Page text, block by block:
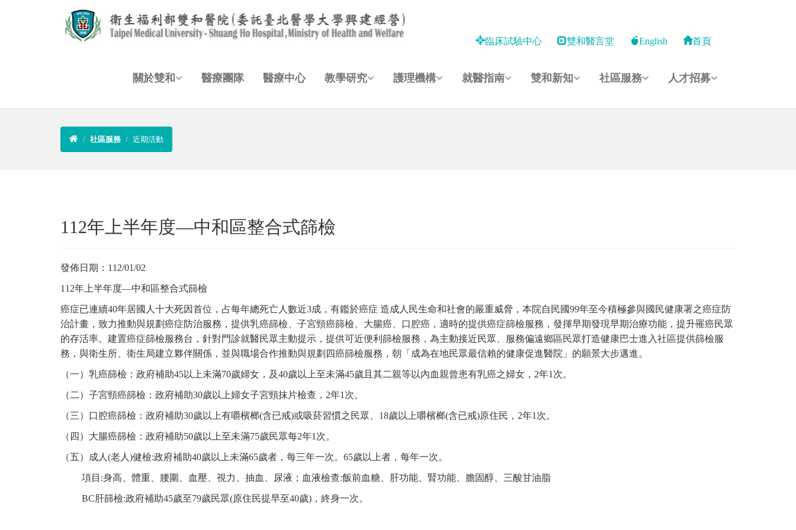
臨床試驗中心 雙和醫言堂 English 首頁
關於雙和 醫療團隊 醫療中心 教學研究 護理機構 就醫指南 雙和新知 社區服務 人才招募
社區服務 近期活動
112年上半年度—中和區整合式篩檢
發佈日期： 112/01/02
112年上半年度—中和區整合式篩檢
癌症已連續40年居國人十大死因首位，占每年總死亡人數近3成，有鑑於癌症 造成人民生命和社會的嚴重威脅，本院自民國99年至今積極參與國民健康署之癌症防
治計畫，致力推動與規劃癌症防治服務，提供乳癌篩檢、子宮頸癌篩檢、大腸癌、口腔癌，適時的提供癌症篩檢服務，發揮早期發現早期治療功能，提升罹癌民眾
的存活率。建置癌症篩檢服務台，針對門診就醫民眾主動提示，提供可近便利篩檢服務，為主動接近民眾、服務偏遠鄉區民眾打造健康巴士進入社區提供篩檢服
務，與衛生所、衛生局建立夥伴關係，並與職場合作推動與規劃四癌篩檢服務，朝「成為在地民眾最信賴的健康促進醫院」的願景大步邁進。
（一）乳癌篩檢：政府補助45以上未滿70歲婦女，及40歲以上至未滿45歲且其二親等以內血親曾患有乳癌之婦女，2年1次。
（二）子宮頸癌篩檢：政府補助30歲以上婦女子宮頸抹片檢查，2年1次。
（三）口腔癌篩檢：政府補助30歲以上有嚼檳榔(含已戒)或吸菸習慣之民眾、18歲以上嚼檳榔(含已戒)原住民，2年1次。
（四）大腸癌篩檢：政府補助50歲以上至未滿75歲民眾每2年1次。
（五）成人(老人)健檢:政府補助40歲以上未滿65歲者，每三年一次。65歲以上者，每年一次。
項目:身高、體重、腰圍、血壓、視力、抽血、尿液；血液檢查:飯前血糖、肝功能、腎功能、膽固醇、三酸甘油脂
BC肝篩檢:政府補助45歲至79歲民眾(原住民提早至40歲)，終身一次。